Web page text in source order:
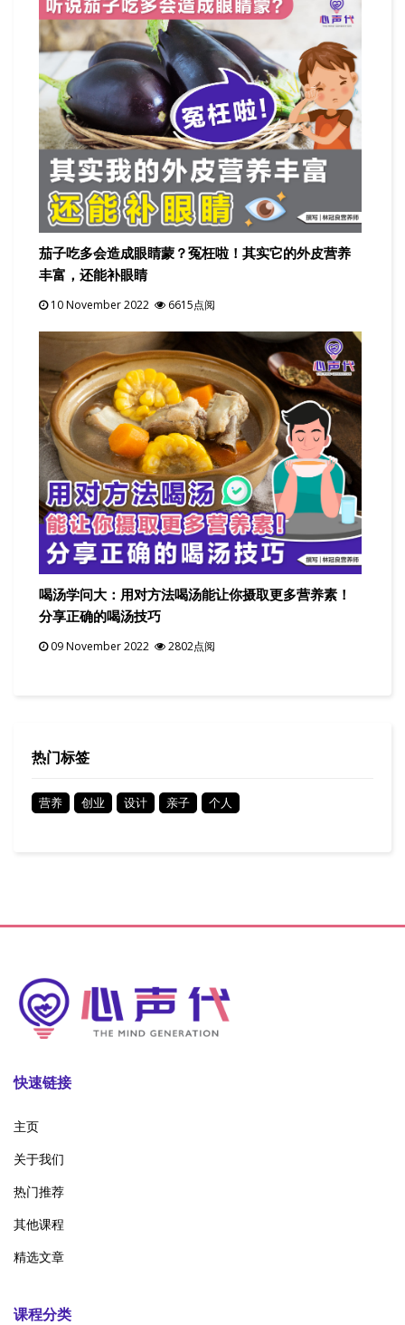
茄子吃多会造成眼睛蒙？冤枉啦！其实它的外皮营养
丰富，还能补眼睛
10 November 2022 6615点阅
喝汤学问大：用对方法喝汤能让你摄取更多营养素！
分享正确的喝汤技巧
09 November 2022 2802点阅
热门标签
营养 创业 设计 亲子 个人
快速链接
主页
关于我们
热门推荐
其他课程
精选文章
课程分类